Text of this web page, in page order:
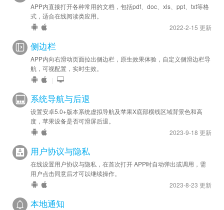
APP内直接打开各种常用的文档，包括pdf、doc、xls、ppt、txt等格
式，适合在线阅读类应用。
2022-2-15 更新
侧边栏
APP内向右滑动页面拉出侧边栏，原生效果体验，自定义侧滑边栏导
航，可视配置，实时生效。
|
系统导航与后退
设置安卓5.0+版本系统虚拟导航及苹果X底部横线区域背景色和高
度，苹果设备是否可滑屏后退。
2023-9-18 更新
用户协议与隐私
在线设置用户协议与隐私，在首次打开 APP时自动弹出或调用，需
用户点击同意后才可以继续操作。
2023-8-23 更新
本地通知